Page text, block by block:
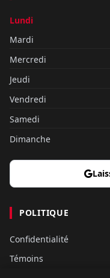
Lundi
Mardi
Mercredi
Jeudi
Vendredi
Samedi
Dimanche
POLITIQUE
Confidentialité
Témoins